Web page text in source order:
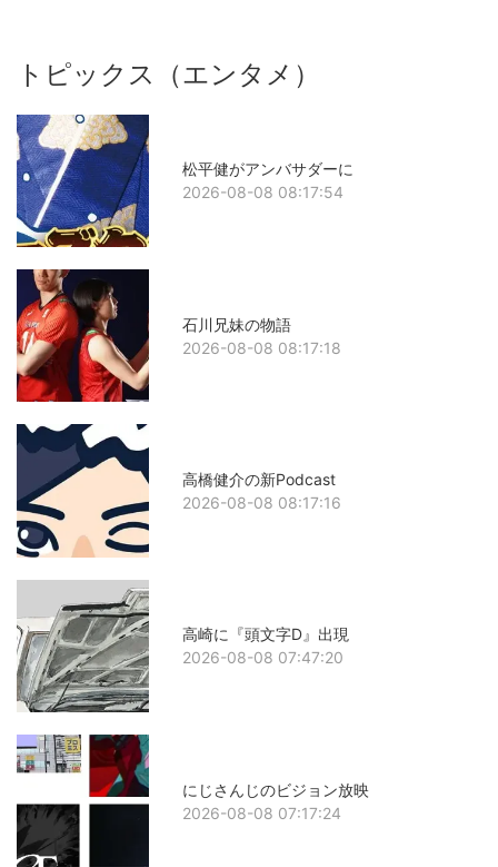
トピックス（エンタメ）
松平健がアンバサダーに
2026-08-08 08:17:54
石川兄妹の物語
2026-08-08 08:17:18
高橋健介の新Podcast
2026-08-08 08:17:16
高崎に『頭文字D』出現
2026-08-08 07:47:20
にじさんじのビジョン放映
2026-08-08 07:17:24